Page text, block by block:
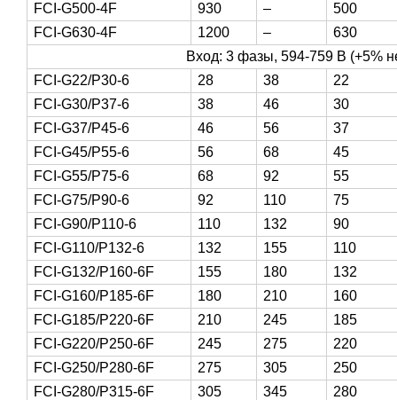
FCI-G500-4F
930 –
500
FCI-G630-4F
1200 –
630
Вход: 3 фазы, 594-759 В (+5%
FCI-G22/P30-6
28 38
22
FCI-G30/P37-6
38 46
30
FCI-G37/P45-6
46 56
37
FCI-G45/P55-6
56 68
45
FCI-G55/P75-6
68 92
55
FCI-G75/P90-6
92 110
75
FCI-G90/P110-6
110 132
90
FCI-G110/P132-6
132 155
110
FCI-G132/P160-6F
155 180
132
FCI-G160/P185-6F
180 210
160
FCI-G185/P220-6F
210 245
185
FCI-G220/P250-6F
245 275
220
FCI-G250/P280-6F
275 305
250
FCI-G280/P315-6F
305 345 280